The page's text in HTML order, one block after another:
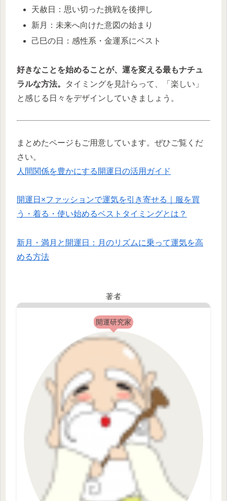
天赦日：思い切った挑戦を後押し
新月：未来へ向けた意図の始まり
己巳の日：感性系・金運系にベスト
好きなことを始めることが、運を変える最もナチュ
ラルな方法。
タイミングを見計らって、「楽しい」
と感じる日々をデザインしていきましょう。
まとめたページもご用意しています。ぜひご覧くだ
さい。
人間関係を豊かにする開運日の活用ガイド
開運日×ファッションで運気を引き寄せる｜服を買
う・着る・使い始めるベストタイミングとは？
新月・満月と開運日：月のリズムに乗って運気を高
める方法
著者
開運研究家